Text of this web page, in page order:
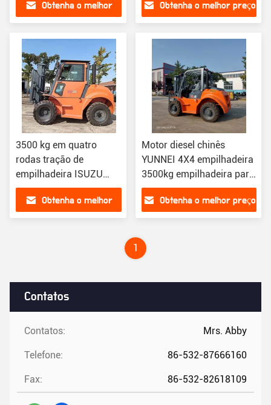
Contatos
Contatos: Mrs. Abby
Telefone: 86-532-87666160
Fax: 86-532-82618109
Obtenha o melhor
Drive Swift
Obtenha o melhor preço
3500 kg em quatro
rodas tração de
empilhadeira ISUZU
motor em terreno
áspero empilhadeira
Obtenha o melhor
Motor diesel chinês
YUNNEI 4X4 empilhadeira
3500kg empilhadeira para
todo o terreno
Obtenha o melhor preço
1